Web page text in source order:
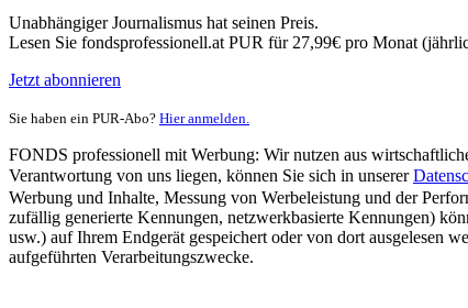
Unabhängiger Journalismus hat seinen Preis.
Lesen Sie fondsprofessionell.at PUR für 27,99€ pro Monat
Jetzt abonnieren
Sie haben ein PUR-Abo? Hier anmelden.
FONDS professionell mit Werbung: Wir nutzen aus
Verantwortung von uns liegen, können Sie sich in unserer
Werbung und Inhalte, Messung von Werbeleistung und der
zufällig generierte Kennungen, netzwerkbasierte Kennungen)
usw.) auf Ihrem Endgerät gespeichert oder von dort ausgelesen
aufgeführten Verarbeitungszwecke.